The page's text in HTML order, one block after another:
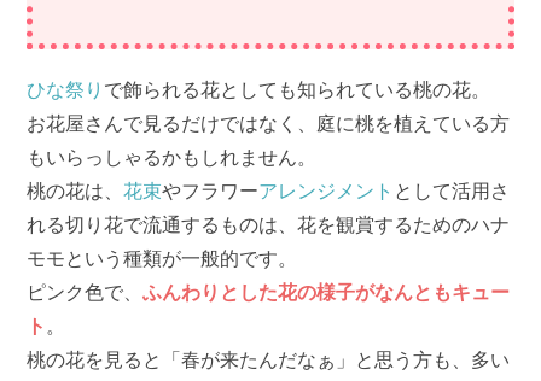
ひな祭り で飾られる花としても知られている桃の花。
お花屋さんで見るだけではなく、庭に桃を植えている方
もいらっしゃるかもしれません。
桃の花は、花束やフラワーアレンジメント として活用さ
れる切り花で流通するものは、花を観賞するためのハナ
モモという種類が一般的です。
ピンク色で、ふんわりとした花の様子がなんともキュー
ト 。
桃の花を見ると「春が来たんだなぁ」と思う方も、多い